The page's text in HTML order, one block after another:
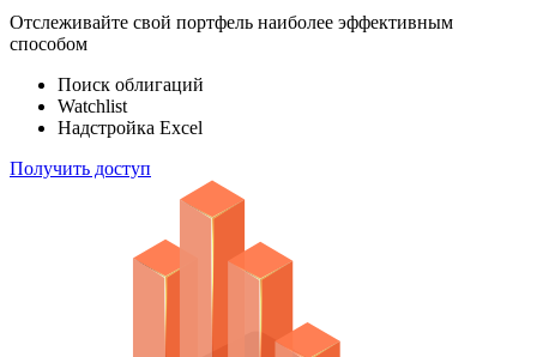
Отслеживайте свой портфель наиболее эффективным
способом
Поиск облигаций
Watchlist
Надстройка Excel
Получить доступ